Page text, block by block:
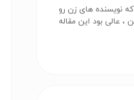
نویسنده های زن رو
، عالی بود این مقاله